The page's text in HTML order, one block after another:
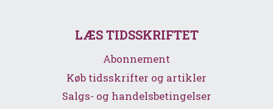
LÆS TIDSSKRIFTET
Abonnement
Køb tidsskrifter og artikler
Salgs- og handelsbetingelser